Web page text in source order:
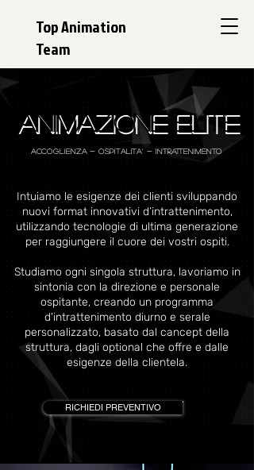
Top Animation
Team
ANIMAZIONE ELITE
ACCOGLIENZA - OSPITALITA' - INTRATTENIMENTO
Intuiamo le esigenze dei clienti sviluppando
nuovi format innovativi d’intrattenimento,
utilizzando tecnologie di ultima generazione
per raggiungere il cuore dei vostri ospiti.
Studiamo ogni singola struttura, lavoriamo in
sintonia con la direzione e personale
ospitante, creando un programma
d'intrattenimento diurno e serale
personalizzato, basato dal cancept della
struttura, dagli optional che offre e dalle
esigenze della clientela.
RICHIEDI PREVENTIVO